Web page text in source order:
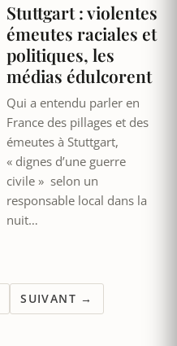
Stuttgart : violentes
émeutes raciales et
politiques, les
médias édulcorent
Qui a entendu parler en
France des pillages et des
émeutes à Stuttgart,
« dignes d’une guerre
civile » selon un
responsable local dans la
nuit…
SUIVANT →